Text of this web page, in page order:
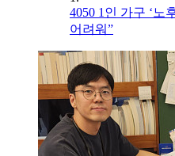
4050 1인 가구 ‘노
어려워”